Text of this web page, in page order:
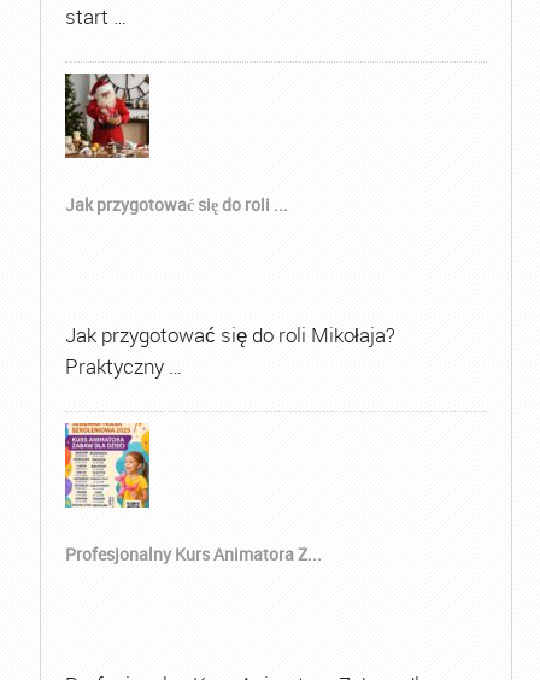
start …
Jak przygotować się do roli ...
Jak przygotować się do roli Mikołaja?
Praktyczny …
Profesjonalny Kurs Animatora Z...